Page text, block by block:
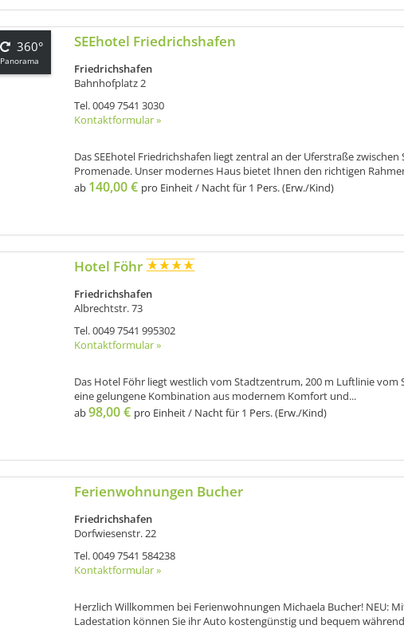
360°
Panorama
SEEhotel Friedrichshafen
Friedrichshafen
Bahnhofplatz 2
Tel.0049 7541 3030
Kontaktformular »
Das SEEhotel Friedrichshafen liegt zentral an der Uferstraße
Promenade. Unser modernes Haus bietet Ihnen den richtigen
ab 140,00 € pro Einheit / Nacht für 1 Pers. (Erw./Kind)
Hotel Föhr
Friedrichshafen
Albrechtstr. 73
Tel.0049 7541 995302
Kontaktformular »
Das Hotel Föhr liegt westlich vom Stadtzentrum, 200 m Luftlinie vom
eine gelungene Kombination aus modernem Komfort und...
ab98,00 € pro Einheit / Nacht für 1 Pers. (Erw./Kind)
Ferienwohnungen Bucher
Friedrichshafen
Dorfwiesenstr. 22
Tel.0049 7541 584238
Kontaktformular »
Herzlich Willkommen bei Ferienwohnungen Michaela Bucher! NEU:
Ladestation können Sie ihr Auto kostengünstig und bequem